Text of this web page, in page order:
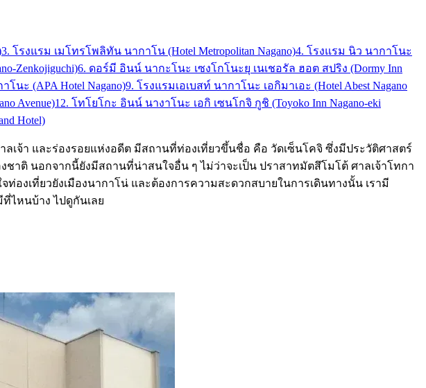
3. โรงแรม เมโทรโพลิทัน นากาโน (Hotel Metropolitan Nagano)4. โรงแรม นิว นากาโนะ
Zenkojiguchi)6. ดอร์มี อินน์ นากะโนะ เซงโกโนะยุ เนเชอรัล ฮอต สปริง (Dormy Inn
โนะ (APA Hotel Nagano)9. โรงแรมเอเบสท์ นากาโนะ เอกิมาเอะ (Hotel Abest Nagano
Avenue)12. โทโยโกะ อินน์ นางาโนะ เอกิ เซนโกจิ กูชิ (Toyoko Inn Nagano-eki
Hotel)
เจ้า และร่องรอยแห่งอดีต มีสถานที่ท่องเที่ยวขึ้นชื่อ คือ วัดเซ็นโคจิ ซึ่งมีประวัติศาสตร์
าติ นอกจากนี้ยังมีสถานที่น่าสนใจอื่น ๆ ไม่ว่าจะเป็น ปราสาทมัตสึโมโต้ ศาลเจ้าโทกา
งเที่ยวยังเมืองนากาโน่ และต้องการความสะดวกสบายในการเดินทางนั้น เรามี
ไหนบ้าง ไปดูกันเลย